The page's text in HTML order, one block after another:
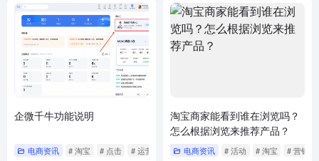
企微千牛功能说明
电商资讯 # 淘宝 # 点击 # 运营
淘宝商家能看到谁在浏览吗？
怎么根据浏览来推荐产品？
电商资讯 # 活动 # 淘宝 # 营销